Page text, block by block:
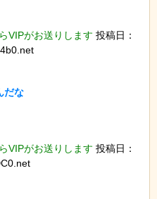
VIPがお送りします 投稿日：
だな
VIPがお送りします 投稿日：